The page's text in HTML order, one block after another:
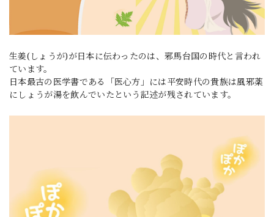
生姜(しょうが)が日本に伝わったのは、邪馬台国の時代と言われ
ています。
日本最古の医学書である「医心方」には平安時代の貴族は風邪薬
にしょうが湯を飲んでいたという記述が残されています。